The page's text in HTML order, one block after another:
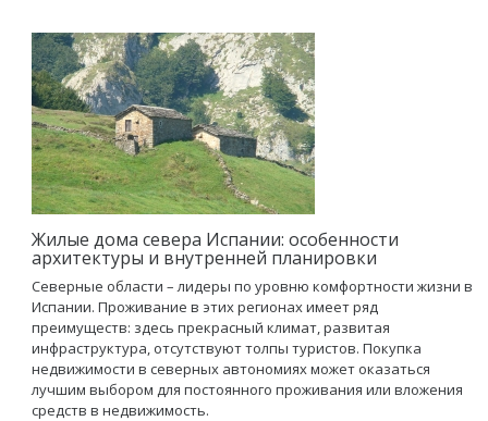
Жилые дома севера Испании: особенности
архитектуры и внутренней планировки
Северные области – лидеры по уровню комфортности жизни в
Испании. Проживание в этих регионах имеет ряд
преимуществ: здесь прекрасный климат, развитая
инфраструктура, отсутствуют толпы туристов. Покупка
недвижимости в северных автономиях может оказаться
лучшим выбором для постоянного проживания или вложения
средств в недвижимость.